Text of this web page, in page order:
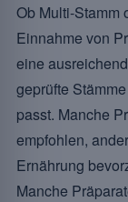
Ob Multi-Stamm
Einnahme von
eine
geprüfte
passt. Manche
empfohlen,
Ernährung
Manche